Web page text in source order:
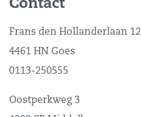
Contact
Frans den Hollanderlaan 12
4461 HN Goes
0113-250555
Oostperkweg 3